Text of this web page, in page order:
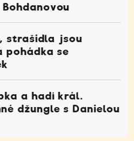
strašidla jsou
pohádka se
a hadí král.
džungle s Danielou